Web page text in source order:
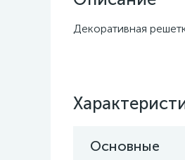
Декоративная
Основные